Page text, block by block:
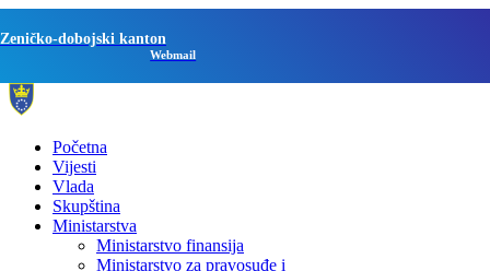
Zeničko-dobojski kanton
Webmail
Početna
Vijesti
Vlada
Skupština
Ministarstva
Ministarstvo finansija
Ministarstvo za pravosuđe i